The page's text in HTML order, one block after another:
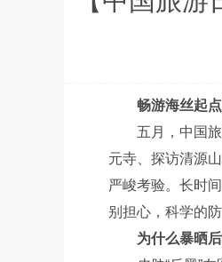
畅游海丝起
五月，中国
元寺、探访清源
严峻考验。长时
别担心，科学的
为什么暴晒